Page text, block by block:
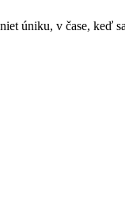
úniku, v čase, keď